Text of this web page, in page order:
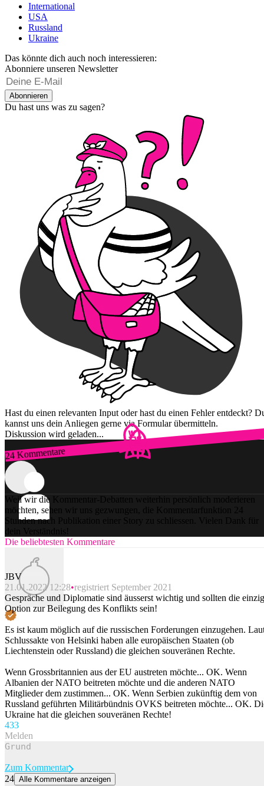
International
USA
Russland
Ukraine
Das könnte dich auch noch interessieren:
Abonniere unseren Newsletter
Abonnieren
Du hast uns was zu sagen?
Hast du einen relevanten Input oder hast du einen Fehler entdeckt?
kannst uns dein Anliegen gerne via Formular übermitteln.
Diskussion wird geladen...
24 Kommentare
Zum Login
Weil wir die Kommentar-Debatten weiterhin persönlich moderieren
möchten, sehen wir uns gezwungen, die Kommentarfunktion 24
Stunden nach Publikation einer Story zu schliessen. Vielen Dank für
dein Verständnis!
Die beliebtesten Kommentare
JBV
21.01.2022 12:28 registriert September 2021
Gespräche und Diplomatie sind äusserst wichtig und sollten die
Option zur Beilegung des Konflikts sein!
Es ist kaum möglich auf die russischen Forderungen einzugehen.
Schlussakte von Helsinki haben alle europäischen Staaten (ob
Liechtenstein oder Russland) die gleichen souveränen Rechte.
Wenn Grossbritannien aus der EU austreten möchte... OK. Wenn
Albanien der NATO beitreten möchte und die anderen NATO
Mitglieder dem zustimmen... OK. Wenn Serbien zukünftig dem von
Russland geführten Militärbündnis OVKS beitreten möchte... OK.
Ukraine hat die gleichen souveränen Rechte!
433
Melden
Zum Kommentar
24 Alle Kommentare anzeigen